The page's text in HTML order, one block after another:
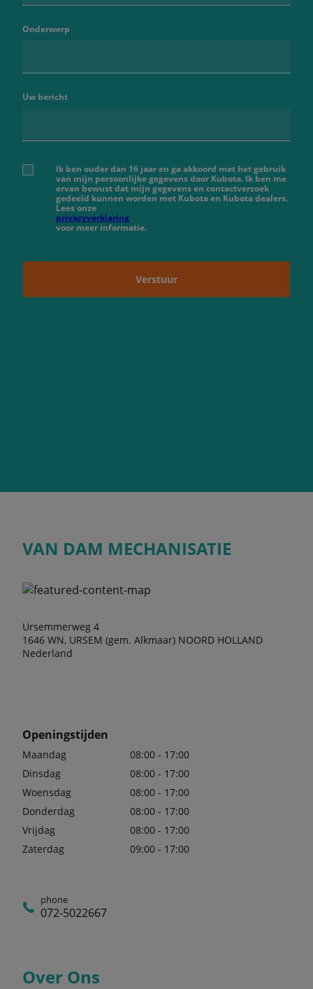
Onderwerp
Uw bericht
Ik ben ouder dan 16 jaar en ga akkoord met het gebruik
van mijn persoonlijke gegevens door Kubota. Ik ben me
ervan bewust dat mijn gegevens en contactverzoek
gedeeld kunnen worden met Kubota en Kubota dealers.
Lees onze
privacyverklaring
voor meer informatie.
Verstuur
VAN DAM MECHANISATIE
Ursemmerweg 4
1646 WN, URSEM (gem. Alkmaar) NOORD HOLLAND
Nederland
Openingstijden
Maandag
08:00 - 17:00
Dinsdag
08:00 - 17:00
Woensdag
08:00 - 17:00
Donderdag
08:00 - 17:00
Vrijdag
08:00 - 17:00
Zaterdag
09:00 - 17:00
phone
072-5022667
Over Ons